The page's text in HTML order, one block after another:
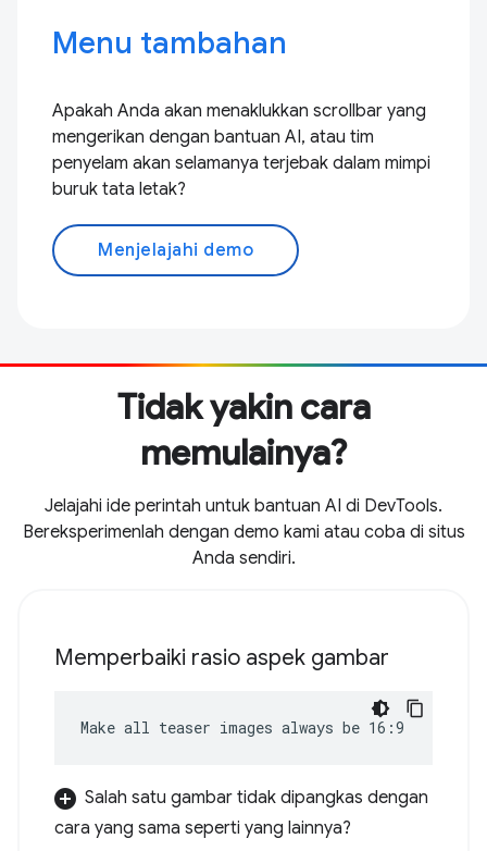
Menu tambahan
Apakah Anda akan menaklukkan scrollbar yang
mengerikan dengan bantuan AI, atau tim
penyelam akan selamanya terjebak dalam mimpi
buruk tata letak?
Menjelajahi demo
Tidak yakin cara
memulainya?
Jelajahi ide perintah untuk bantuan AI di DevTools.
Bereksperimenlah dengan demo kami atau coba di situs
Anda sendiri.
Memperbaiki rasio aspek gambar
Make all teaser images always be 16:9
Salah satu gambar tidak dipangkas dengan
cara yang sama seperti yang lainnya?